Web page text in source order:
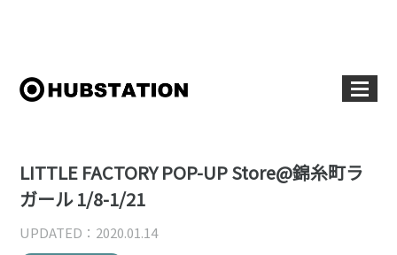
LITTLE FACTORY POP-UP Store@錦糸町ラ
ガール 1/8-1/21
UPDATED：2020.01.14